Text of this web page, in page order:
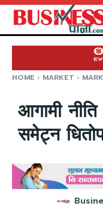
HOME MARKET
आगामी
समेट्न